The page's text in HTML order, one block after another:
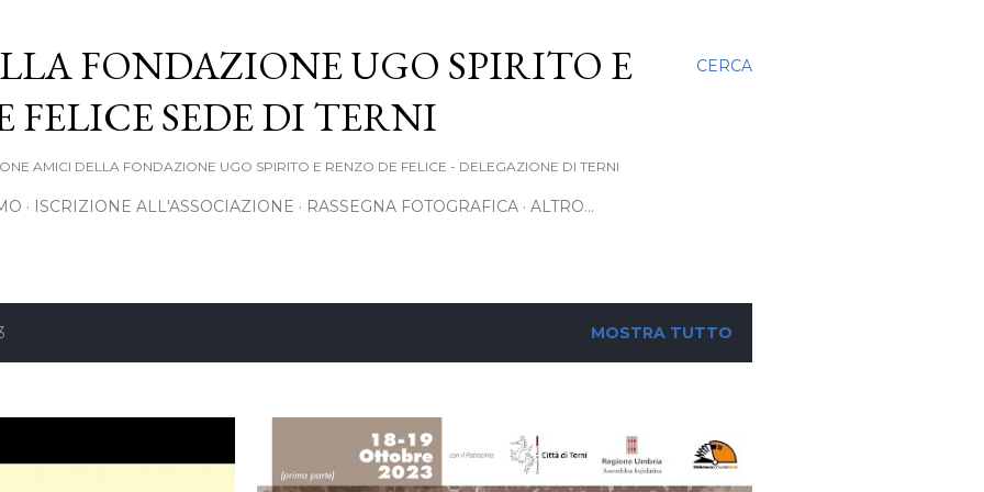
CERCA
FONDAZIONE UGO SPIRITO E
FELICE SEDE DI TERNI
AMICI DELLA FONDAZIONE UGO SPIRITO E RENZO DE FELICE - DELEGAZIONE DI TERNI
ISCRIZIONE ALL'ASSOCIAZIONE RASSEGNA FOTOGRAFICA ALTRO…
MOSTRA TUTTO